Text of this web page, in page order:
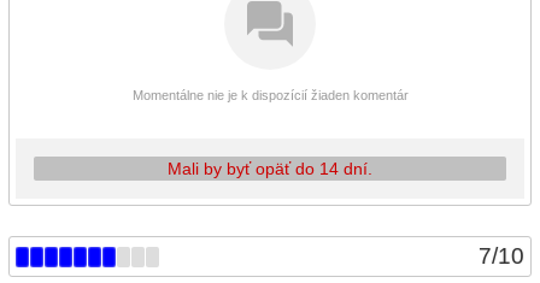
7/10
Momentálne nie je k dispozícií žiaden komentár
Mali by byť opäť do 14 dní.